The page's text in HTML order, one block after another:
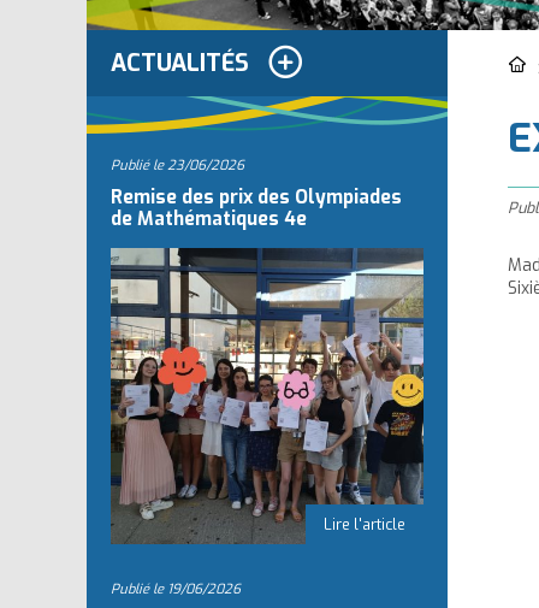
ACTUALITÉS
Publié le23/06/2026
Remise des prix des Olympiades
de Mathématiques 4e
Publié le 19/06/2026